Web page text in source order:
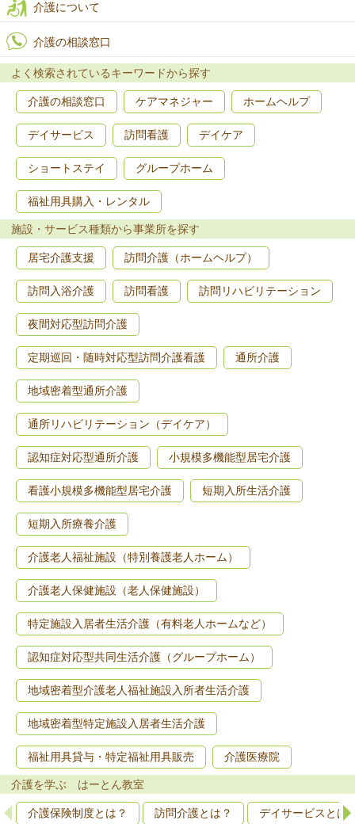
介護について
介護の相談窓口
よく検索されているキーワードから探す
介護の相談窓口 ケアマネジャー ホームヘルプ
デイサービス 訪問看護 デイケア
ショートステイ グループホーム
福祉用具購入・レンタル
施設・サービス種類から事業所を探す
居宅介護支援 訪問介護（ホームヘルプ）
訪問入浴介護 訪問看護 訪問リハビリテーション
夜間対応型訪問介護
定期巡回・随時対応型訪問介護看護 通所介護
地域密着型通所介護
通所リハビリテーション（デイケア）
認知症対応型通所介護 小規模多機能型居宅介護
看護小規模多機能型居宅介護 短期入所生活介護
短期入所療養介護
介護老人福祉施設（特別養護老人ホーム）
介護老人保健施設（老人保健施設）
特定施設入居者生活介護（有料老人ホームなど）
認知症対応型共同生活介護（グループホーム）
地域密着型介護老人福祉施設入所者生活介護
地域密着型特定施設入居者生活介護
福祉用具貸与・特定福祉用具販売 介護医療院
介護を学ぶ はーとん教室
介護保険制度とは？ 訪問介護とは？ デイサービスとは